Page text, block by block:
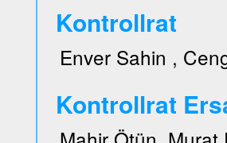
Kontrollrat
Enver Sahin ,
Kontrollrat